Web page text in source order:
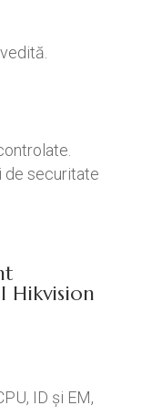
de securitate
Hikvision
ID și EM,